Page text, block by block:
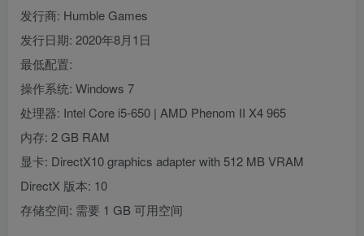
发行商: Humble Games
发行日期: 2020年8月1日
最低配置:
操作系统: Windows 7
处理器: Intel Core i5-650 | AMD Phenom II X4 965
内存: 2 GB RAM
显卡: DirectX10 graphics adapter with 512 MB VRAM
DirectX 版本: 10
存储空间: 需要 1 GB 可用空间